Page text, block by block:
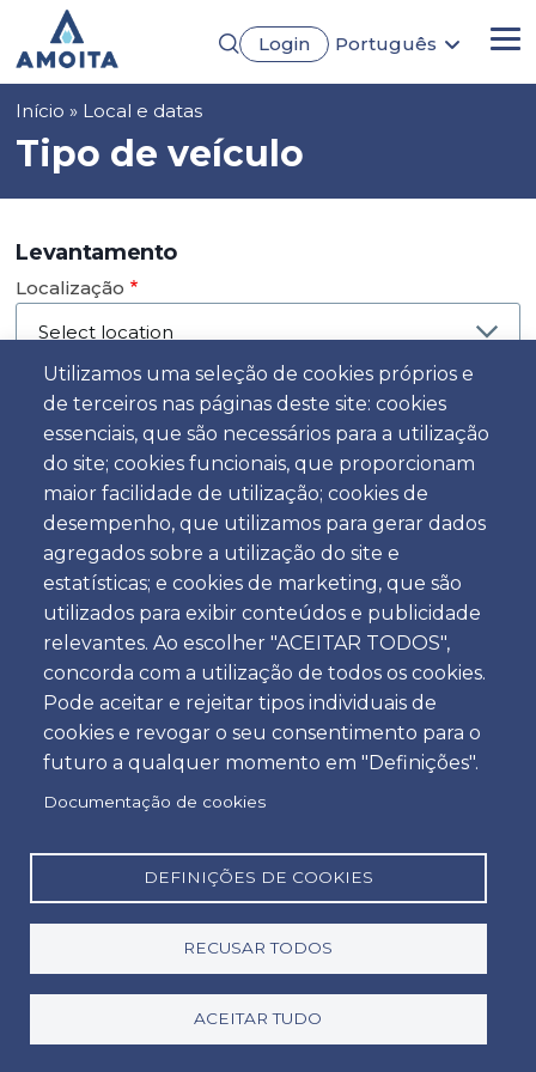
conteúdo
principal
Login
Português
Utilizamos uma seleção de cookies próprios e
de terceiros nas páginas deste site: cookies
essenciais, que são necessários para a utilização
do site; cookies funcionais, que proporcionam
maior facilidade de utilização; cookies de
desempenho, que utilizamos para gerar dados
agregados sobre a utilização do site e
estatísticas; e cookies de marketing, que são
utilizados para exibir conteúdos e publicidade
relevantes. Ao escolher "ACEITAR TODOS",
concorda com a utilização de todos os cookies.
Pode aceitar e rejeitar tipos individuais de
cookies e revogar o seu consentimento para o
futuro a qualquer momento em "Definições".
Documentação de cookies
DEFINIÇÕES DE COOKIES
RECUSAR TODOS
ACEITAR TUDO
Navegação
estrutural
Início Local e datas
Tipo de veículo
Levantamento
Localização
Dia
Data
Hora
Hora
Devolução
Localização
Dia
Hora
Hora